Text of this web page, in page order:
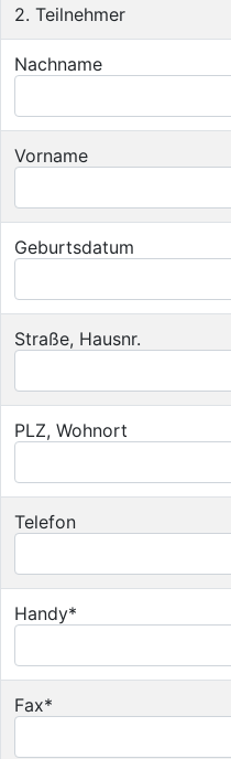
2. Teilnehmer
Nachname
Vorname
Geburtsdatum
Straße, Hausnr.
PLZ, Wohnort
Telefon
Handy*
Fax*